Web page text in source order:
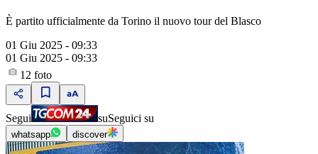
È partito ufficialmente da Torino il nuovo tour del Blasco
01 Giu 2025 - 09:33
01 Giu 2025 - 09:33
12 foto
Segui suSeguici su
whatsapp discover